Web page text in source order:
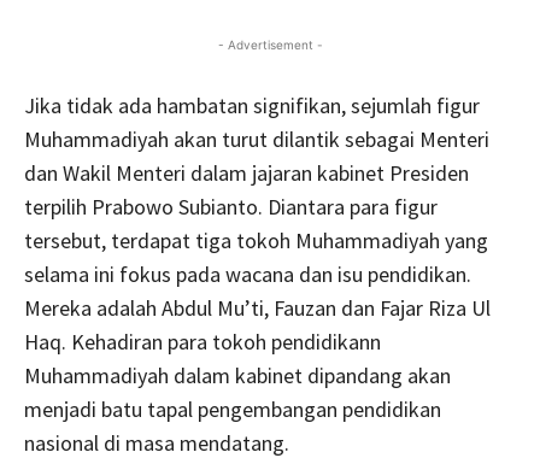
- Advertisement -
Jika tidak ada hambatan signifikan, sejumlah figur
Muhammadiyah akan turut dilantik sebagai Menteri
dan Wakil Menteri dalam jajaran kabinet Presiden
terpilih Prabowo Subianto. Diantara para figur
tersebut, terdapat tiga tokoh Muhammadiyah yang
selama ini fokus pada wacana dan isu pendidikan.
Mereka adalah Abdul Mu’ti, Fauzan dan Fajar Riza Ul
Haq. Kehadiran para tokoh pendidikann
Muhammadiyah dalam kabinet dipandang akan
menjadi batu tapal pengembangan pendidikan
nasional di masa mendatang.